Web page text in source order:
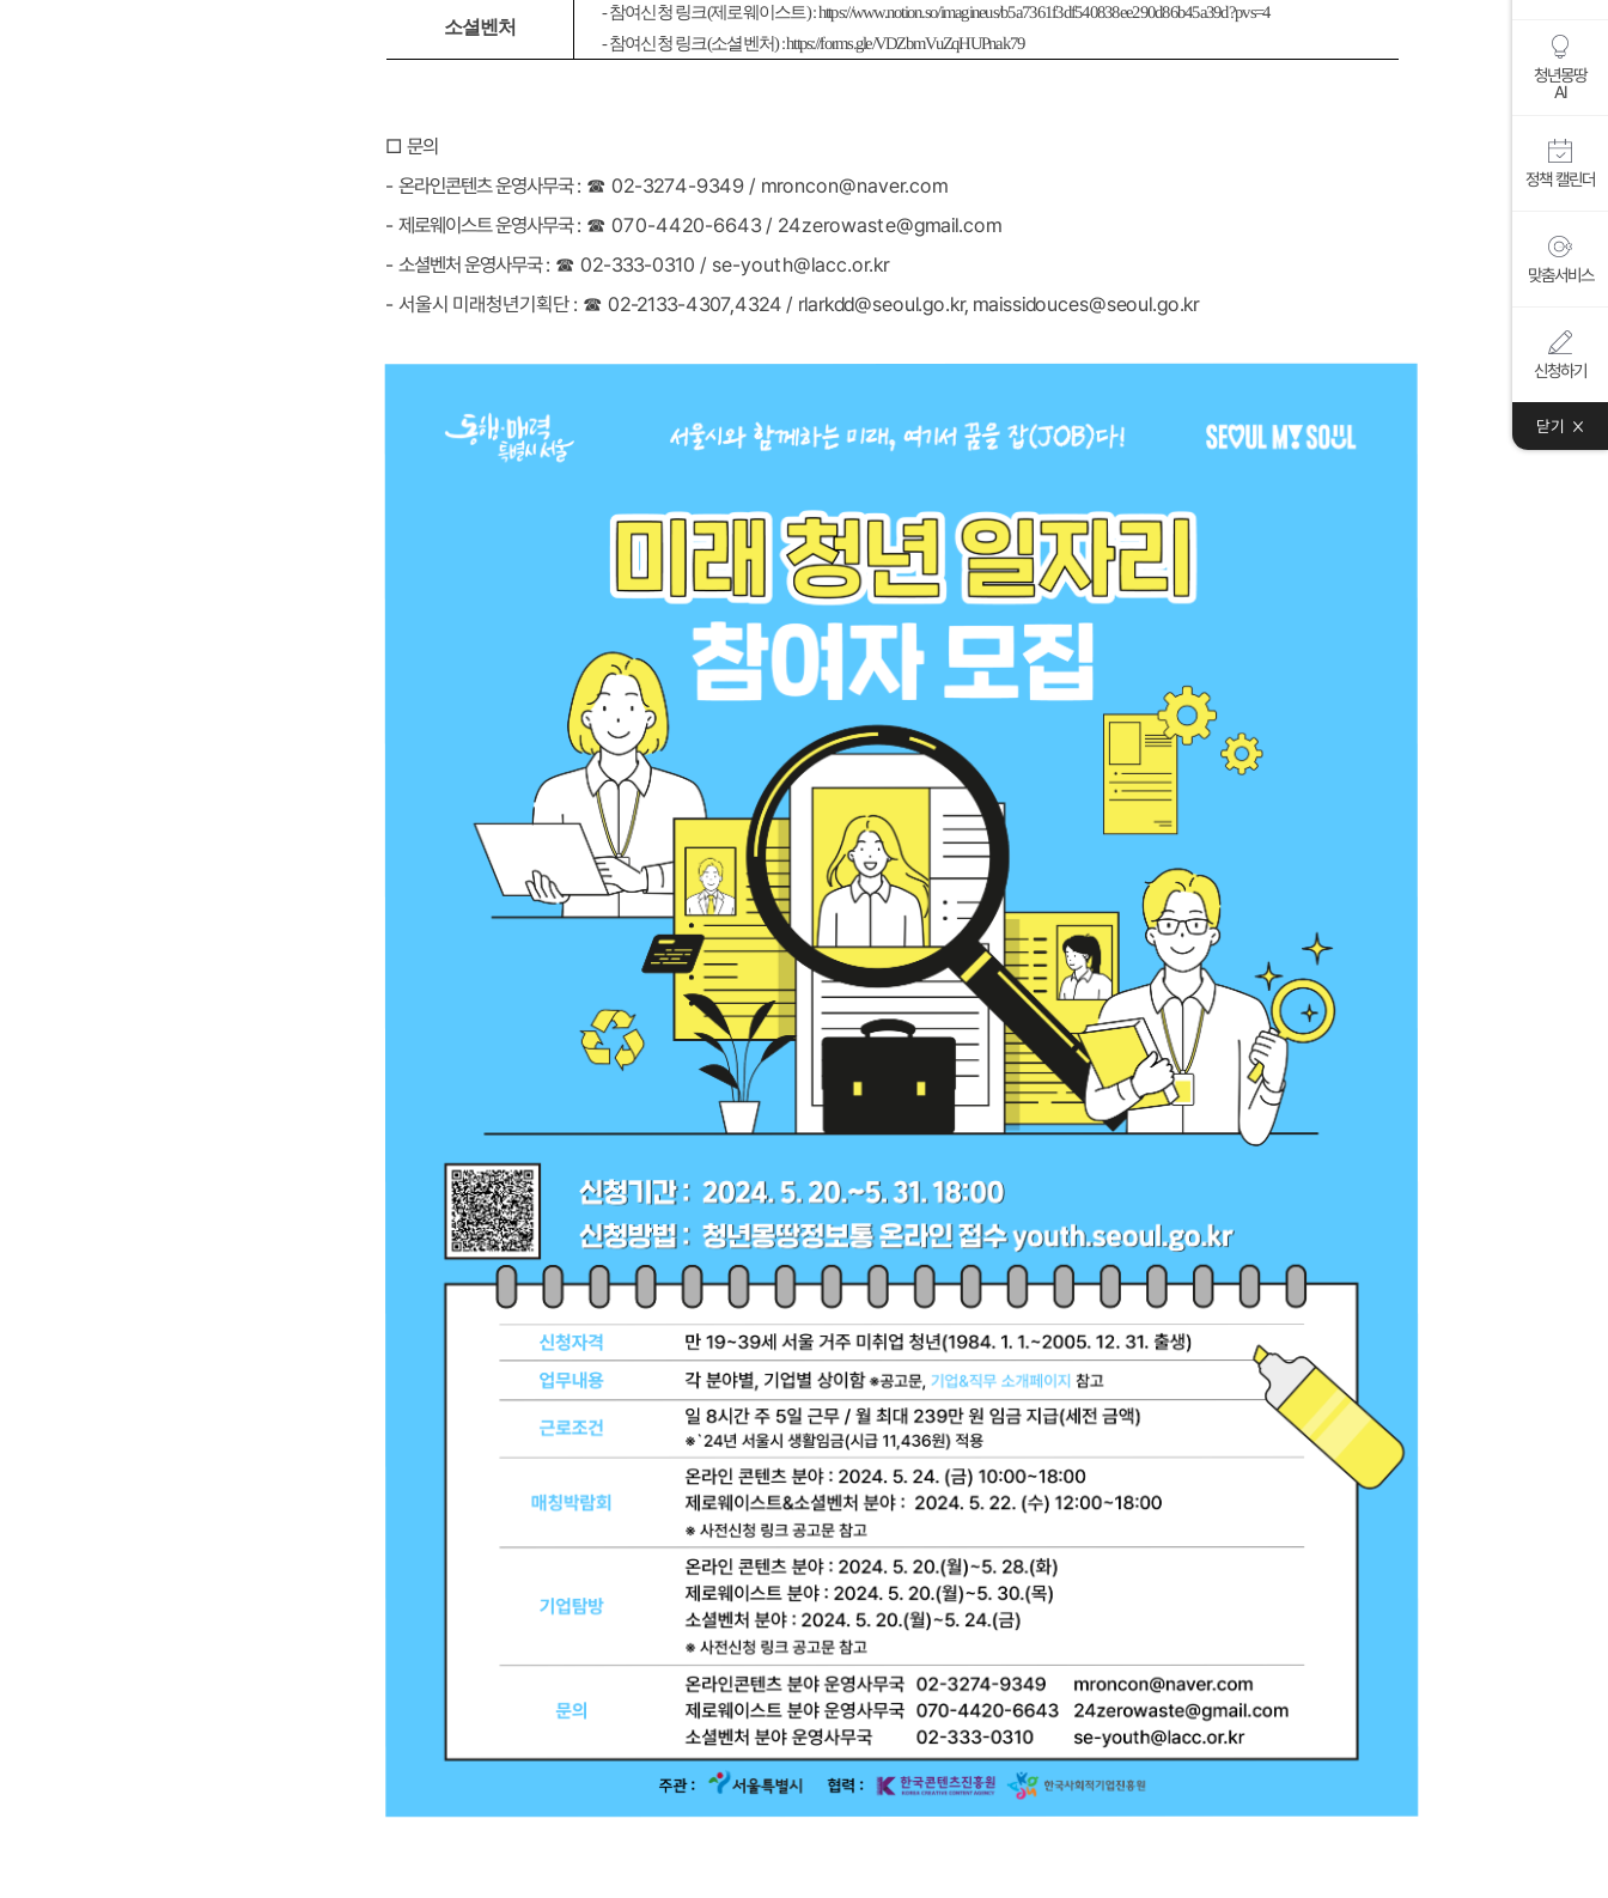
-참여신청 링크(제로웨이스트): https://www.notion.so/imagineus/b5a7361f3df540838ee290d86b45a39d?pvs=4
-참여신청 링크(소셜벤처) : https://forms.gle/VDZbmVuZqHUPnak79
소셜벤처
□문의
-온라인콘텐츠 운영사무국: ☎02-3274-9349 / mroncon@naver.com
-제로웨이스트 운영사무국: ☎070-4420-6643 / 24zerowaste@gmail.com
-소셜벤처 운영사무국: ☎02-333-0310 / se-youth@lacc.or.kr
-서울시 미래청년기획단: ☎ 02-2133-4307,4324 / rlarkdd@seoul.go.kr, maissidouces@seoul.go.kr
청년몽땅
AI
정책 캘린더
맞춤서비스
신청하기
닫기